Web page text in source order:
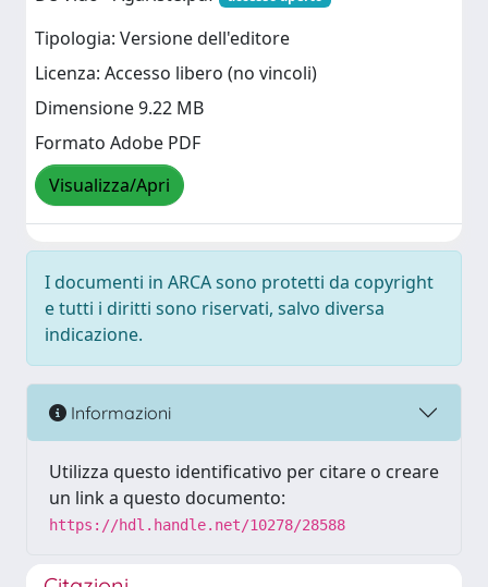
Tipologia: Versione dell'editore
Licenza: Accesso libero (no vincoli)
Dimensione 9.22 MB
Formato Adobe PDF
Visualizza/Apri
I documenti in ARCA sono protetti da copyright
e tutti i diritti sono riservati, salvo diversa
indicazione.
Informazioni
Utilizza questo identificativo per citare o creare
un link a questo documento:
https://hdl.handle.net/10278/28588